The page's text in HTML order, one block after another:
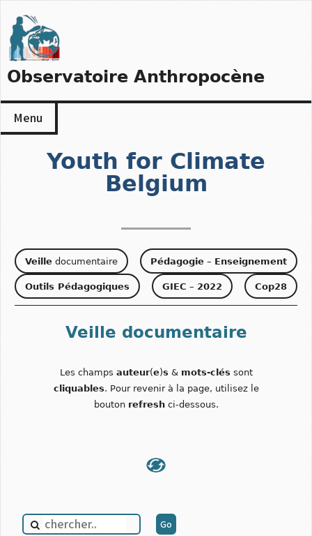
to
content
Observatoire Anthropocène
Menu
Youth for Climate
Belgium
Veille documentaire Pédagogie – Enseignement
Outils Pédagogiques GIEC – 2022 Cop28
Veille documentaire
Les champs auteur(e)s & mots-clés sont
cliquables. Pour revenir à la page, utilisez le
bouton refreshci-dessous.